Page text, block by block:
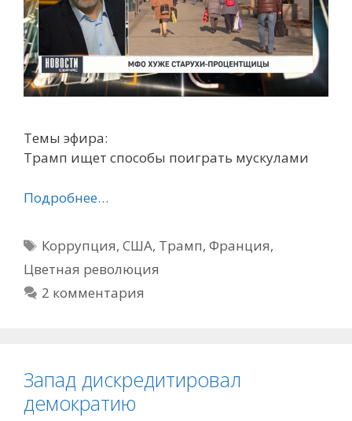
Темы эфира:
Трамп ищет способы поиграть мускулами
Подробнее…
Метки
Коррупция,США, Трамп,Франция,
Цветная революция
2 комментария
Запад дискредитировал
демократию